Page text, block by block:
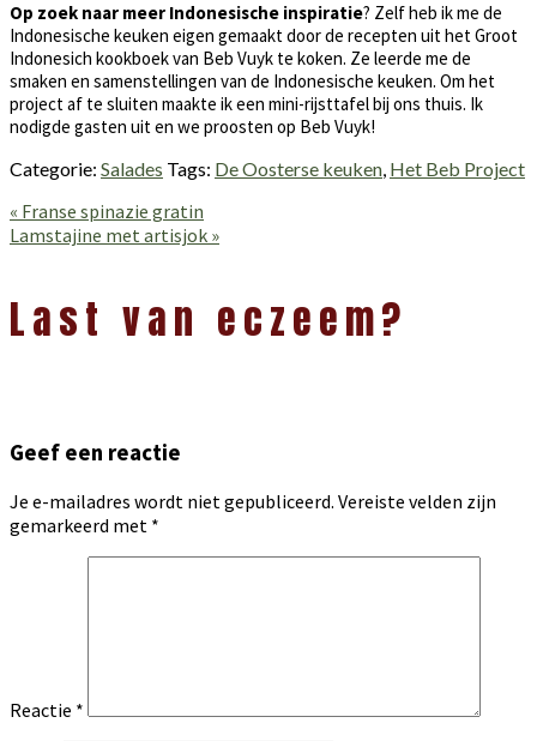
Op zoek naar meer Indonesische inspiratie? Zelf heb ik me de
Indonesische keuken eigen gemaakt door de recepten uit het Groot
Indonesich kookboek van Beb Vuyk te koken. Ze leerde me de
smaken en samenstellingen van de Indonesische keuken. Om het
project af te sluiten maakte ik een mini-rijsttafel bij ons thuis. Ik
nodigde gasten uit en we proosten op Beb Vuyk!
Categorie: Salades Tags: De Oosterse keuken, Het Beb Project
Vorig
bericht:
« Franse spinazie gratin
Volgend
Lamstajine met artisjok »
Interacties
Last van eczeem?
Geef een reactie
Je e-mailadres wordt niet gepubliceerd. Vereiste velden zijn
gemarkeerd met *
Reactie *